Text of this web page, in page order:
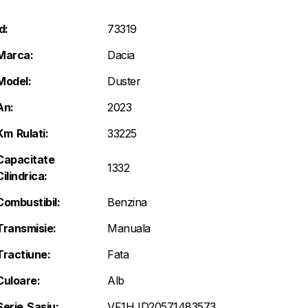
73319
Dacia
Duster
2023
Rulati:
33225
1332
Benzina
Manuala
Fata
Alb